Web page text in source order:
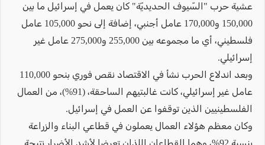
عشية حرب "السّيوف الحديديّة" كان يعمل في إسرائيل ما بين
150,000 و170,000 عامل أجنبي، إضافة إلى نحو 105,000 عامل
فلسطيني، أي ما مجموعه بين 255,000 و275,000 عامل غير
إسرائيلي.
وبعد اندلاع الحرب نشأ في الاقتصاد نقص فوري بنحو 110,000
عامل غير إسرائيلي، كانت غالبتيهم الساحقة، (91%)، من العمال
الفلسطينيين الذين توقفوا عن العمل في إسرائيل.
وكان معظم هؤلاء العمال يعملون في قطاعي البناء والزراعة